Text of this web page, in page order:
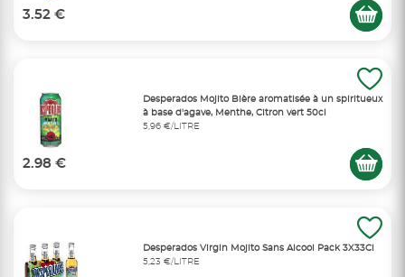
3.52 €
Desperados Mojito Bière aromatisée à un spiritueux
à base d'agave, Menthe, Citron vert 50cl
5,96 €/LITRE
2.98 €
Desperados Virgin Mojito Sans Alcool Pack 3X33Cl
5,23 €/LITRE